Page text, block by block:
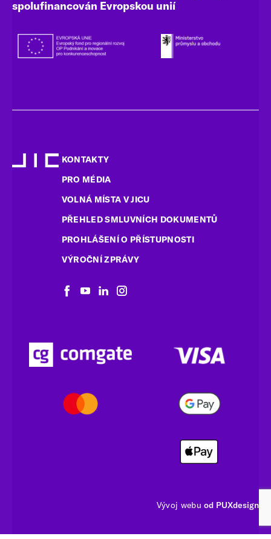
spolufinancován Evropskou unií
KONTAKTY
PRO MÉDIA
VOLNÁ MÍSTA V JICU
PŘEHLED SMLUVNÍCH DOKUMENTŮ
PROHLÁŠENÍ O PŘÍSTUPNOSTI
VÝROČNÍ ZPRÁVY
Vývoj webu od PUXdesign